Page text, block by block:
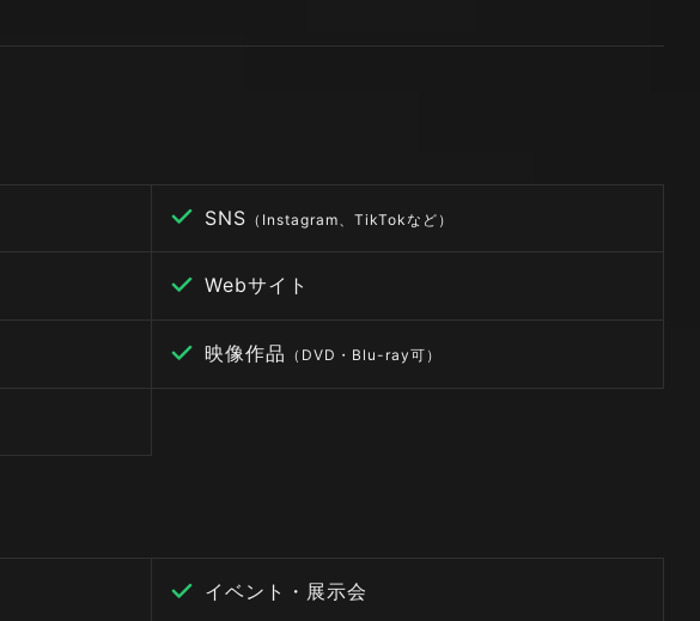
SNS （Instagram、TikTokなど）
Webサイト
映像作品 （DVD・Blu-ray可）
イベント・展示会